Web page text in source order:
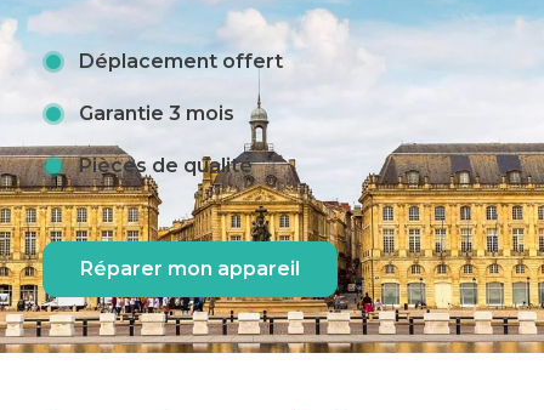
Déplacement offert
Garantie 3 mois
Pièces de qualité
Réparer mon appareil